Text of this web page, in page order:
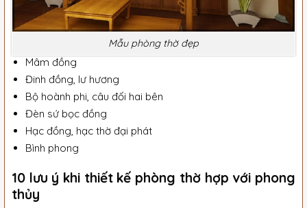
Mẫu phòng thờ đẹp
Mâm đồng
Đinh đồng, lư hương
Bộ hoành phi, câu đối hai bên
Đèn sứ bọc đồng
Hạc đồng, hạc thờ đại phát
Bình phong
10 lưu ý khi thiết kế phòng thờ hợp với phong
thủy